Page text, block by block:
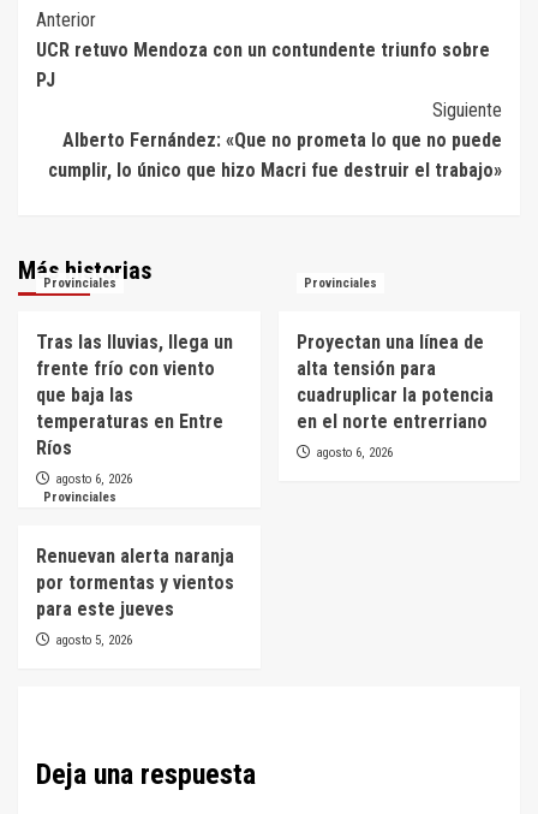
Navegación
de
Anterior
UCR retuvo Mendoza con un contundente triunfo sobre
PJ
Siguiente
Alberto Fernández: «Que no prometa lo que no puede
cumplir, lo único que hizo Macri fue destruir el trabajo»
Más historias
Provinciales
Tras las lluvias, llega un
frente frío con viento
que baja las
temperaturas en Entre
Ríos
agosto 6, 2026
Provinciales
Proyectan una línea de
alta tensión para
cuadruplicar la potencia
en el norte entrerriano
agosto 6, 2026
Provinciales
Renuevan alerta naranja
por tormentas y vientos
para este jueves
agosto 5, 2026
Deja una respuesta